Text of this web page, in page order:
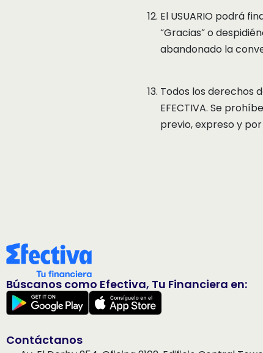
El USUARIO podrá
“Gracias” o
abandonado la
Todos los derechos
EFECTIVA. Se
previo, expreso y por
Búscanos como Efectiva, Tu Financiera en:
Contáctanos